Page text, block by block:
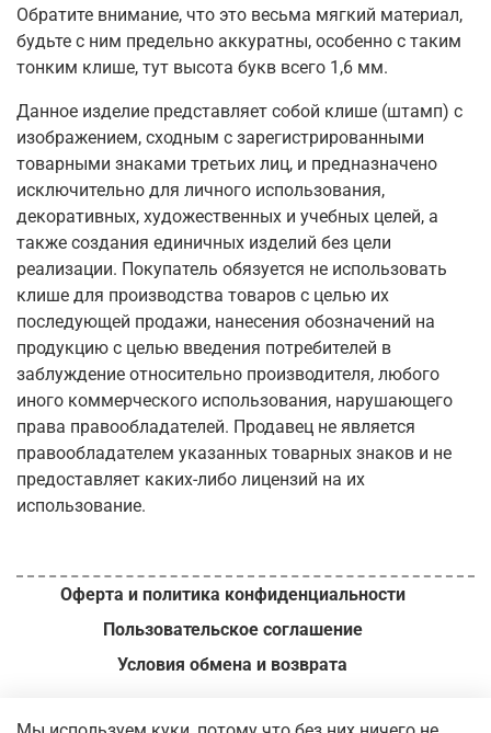
Обратите внимание, что это весьма мягкий материал,
будьте с ним предельно аккуратны, особенно с таким
тонким клише, тут высота букв всего 1,6 мм.
Данное изделие представляет собой клише (штамп) с
изображением, сходным с зарегистрированными
товарными знаками третьих лиц, и предназначено
исключительно для личного использования,
декоративных, художественных и учебных целей, а
также создания единичных изделий без цели
реализации. Покупатель обязуется не использовать
клише для производства товаров с целью их
последующей продажи, нанесения обозначений на
продукцию с целью введения потребителей в
заблуждение относительно производителя, любого
иного коммерческого использования, нарушающего
права правообладателей. Продавец не является
правообладателем указанных товарных знаков и не
предоставляет каких-либо лицензий на их
использование.
Оферта и политика конфиденциальности
Пользовательское соглашение
Условия обмена и возврата